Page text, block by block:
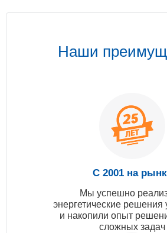
Наши
С 2001 на
Мы успешно
энергетические решения
и накопили опыт
сложных задач